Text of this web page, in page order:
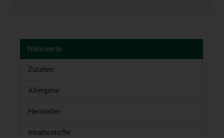
Nährwerte
Zutaten
Allergene
Hersteller
Inhaltsstoffe